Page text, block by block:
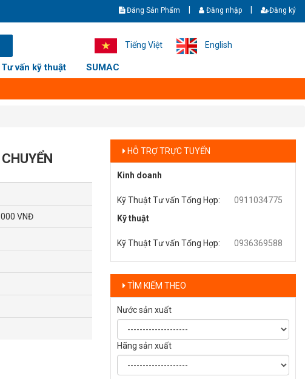
- Giao hàng nhanh - Ship cod toàn quốc. Hotline/zalo: +8436369588 -
Đăng Sản Phẩm Đăng nhập Đăng ký
Tiếng Việt English
Tư vấn kỹ thuật SUMAC
VNĐ
HỖ TRỢ TRỰC TUYẾN
Kinh doanh
Kỹ Thuật Tư vấn Tổng Hợp:
0911034775
Kỹ thuật
Kỹ Thuật Tư vấn Tổng Hợp: 0936369588
TÌM KIẾM THEO
Nước sản xuất
Hãng sản xuất